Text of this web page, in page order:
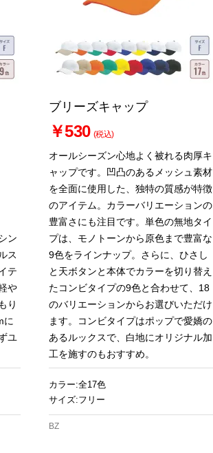
ン
ス
テ
や
り
に
ユ
ブリーズキャップ
￥530 (税込)
オールシーズン心地よく被れる肉厚キ
ャップです。凹凸のあるメッシュ素材
を全面に使用した、独特の質感が特徴
のアイテム。カラーバリエーションの
豊富さにも注目です。単色の無地タイ
プは、モノトーンから原色まで豊富な
9色をラインナップ。さらに、ひさし
と天ボタンと本体でカラーを切り替え
たコンビタイプの9色と合わせて、18
のバリエーションからお選びいただけ
ます。コンビタイプはポップで愛嬌の
あるルックスで、白地にオリジナル加
工を施すのもおすすめ。
カラー:全17色
サイズ:フリー
BZ
ける カートへ進む